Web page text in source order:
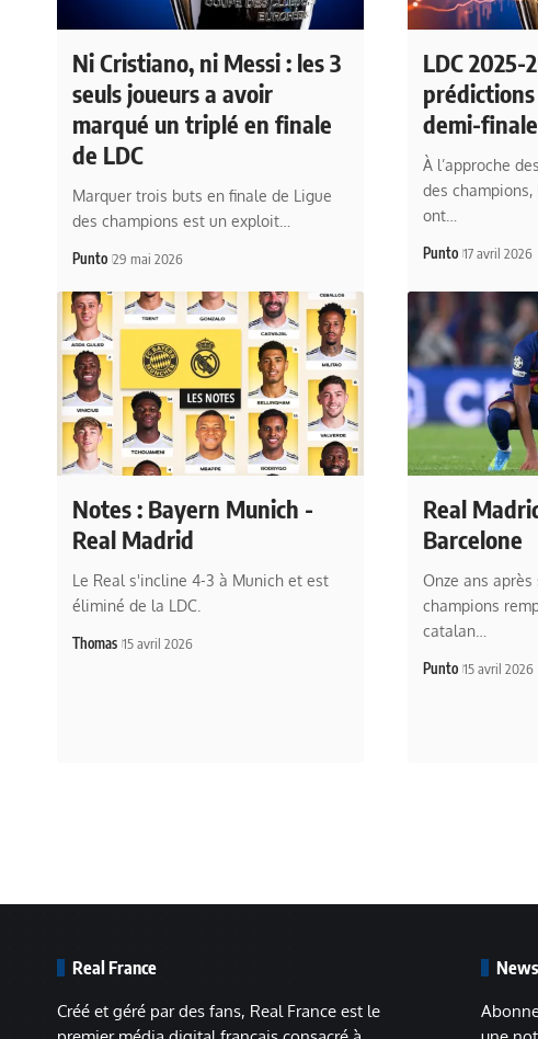
Ni Cristiano, ni Messi : les 3
seuls joueurs a avoir
marqué un triplé en finale
de LDC
Marquer trois buts en finale de Ligue
des champions est un exploit…
Punto 29 mai 2026
LDC 2025-
demi-
À l’approche
des champions,
ont…
Punto 17 avril 2026
Notes : Bayern Munich -
Real Madrid
Le Real s'incline 4-3 à Munich et est
éliminé de la LDC.
Thomas 15 avril 2026
Real
Barcelone
Onze ans
champions
catalan…
Punto 15 avril 2026
Real France
Créé et géré par des fans, Real France est le